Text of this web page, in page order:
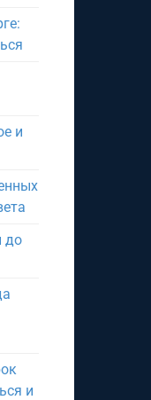
и
до
и